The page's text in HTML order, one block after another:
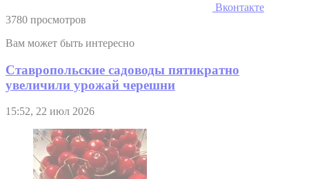
Вконтакте
3780 просмотров
Вам может быть интересно
Ставропольские садоводы пятикратно
увеличили урожай черешни
15:52, 22 июл 2026